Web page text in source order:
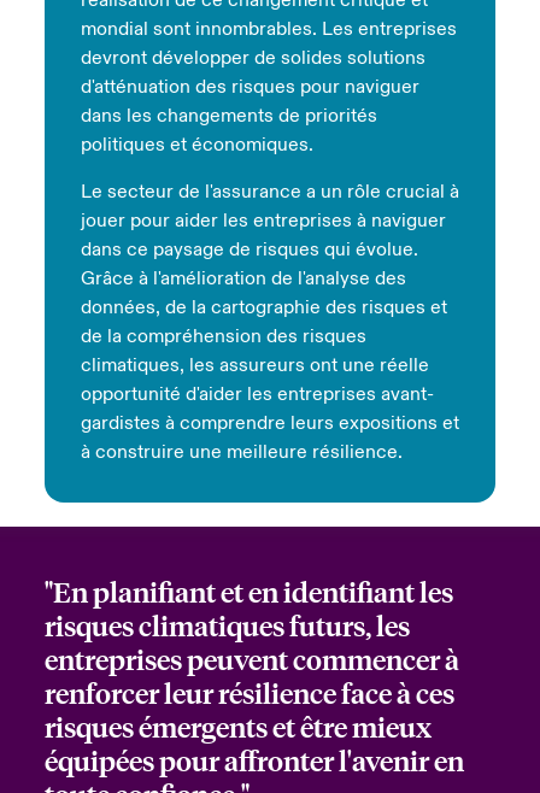
mondial sont innombrables. Les entreprises
devront développer de solides solutions
d'atténuation des risques pour naviguer
dans les changements de priorités
politiques et économiques.
Le secteur de l'assurance a un rôle crucial à
jouer pour aider les entreprises à naviguer
dans ce paysage de risques qui évolue.
Grâce à l'amélioration de l'analyse des
données, de la cartographie des risques et
de la compréhension des risques
climatiques, les assureurs ont une réelle
opportunité d'aider les entreprises avant-
gardistes à comprendre leurs expositions et
à construire une meilleure résilience.
"En planifiant et en identifiant les
risques climatiques futurs, les
entreprises peuvent commencer à
renforcer leur résilience face à ces
risques émergents et être mieux
équipées pour affronter l'avenir en